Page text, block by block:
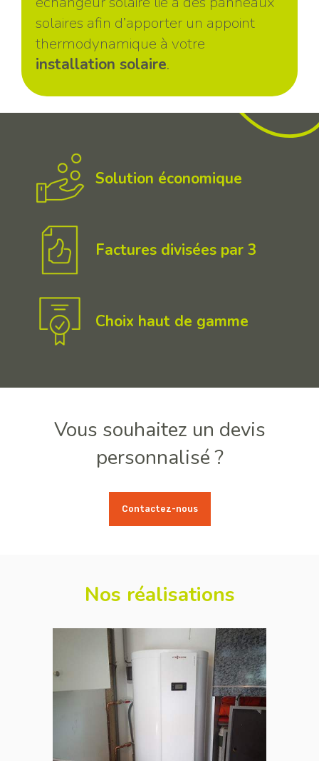
solaires afin d’apporter un appoint
thermodynamique à votre
installation solaire.
Solution économique
Factures divisées par 3
Choix haut de gamme
Vous souhaitez un devis
personnalisé ?
Contactez-nous
Nos réalisations